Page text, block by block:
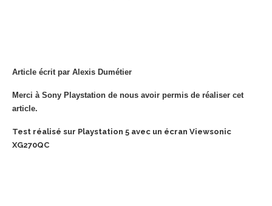
Article écrit par Alexis Dumétier
Merci à Sony Playstation de nous avoir permis de réaliser cet
article.
Test réalisé sur Playstation 5 avec un écran Viewsonic
XG270QC